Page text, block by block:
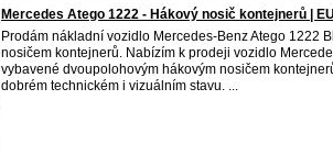
Mercedes Atego 1222 - Hákový nosič kontejnerů |
Prodám nákladní vozidlo Mercedes-Benz Atego 1222
nosičem kontejnerů. Nabízím k prodeji vozidlo
vybavené dvoupolohovým hákovým nosičem
dobrém technickém i vizuálním stavu. ...